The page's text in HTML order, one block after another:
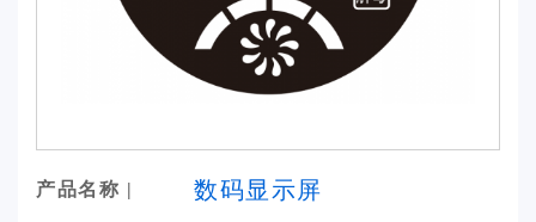
产品名称 | 数码显示屏